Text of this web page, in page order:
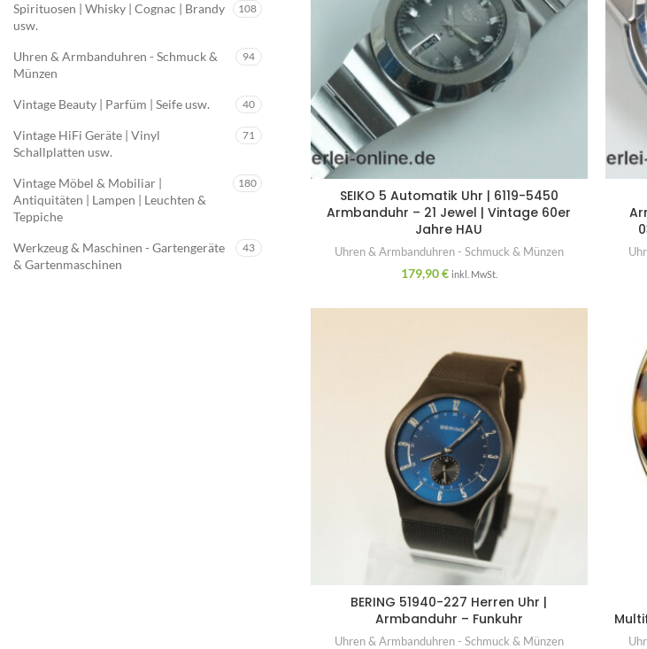
Spirituosen | Whisky | Cognac | Brandy
usw.
108
Uhren & Armbanduhren - Schmuck &
Münzen
94
Vintage Beauty | Parfüm | Seife usw. 40
Vintage HiFi Geräte | Vinyl
Schallplatten usw.
71
Vintage Möbel & Mobiliar |
Antiquitäten | Lampen | Leuchten &
Teppiche
180
Werkzeug & Maschinen - Gartengeräte
& Gartenmaschinen
43
SEIKO 5 Automatik Uhr | 6119-5450
Armbanduhr – 21 Jewel | Vintage 60er
Jahre HAU
Uhren & Armbanduhren - Schmuck & Münzen
179,90€ inkl. MwSt.
BERING 51940-227 Herren Uhr |
Armbanduhr – Funkuhr
Uhren & Armbanduhren - Schmuck & Münzen